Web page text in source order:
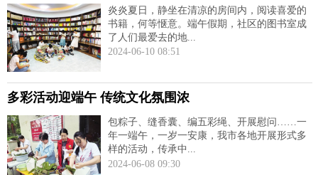
炎炎夏日，静坐在清凉的房间内，阅读喜爱的
书籍，何等惬意。端午假期，社区的图书室成
了人们最爱去的地...
2024-06-10 08:51
多彩活动迎端午 传统文化氛围浓
包粽子、缝香囊、编五彩绳、开展慰问……一
年一端午，一岁一安康，我市各地开展形式多
样的活动，传承中...
2024-06-08 09:30